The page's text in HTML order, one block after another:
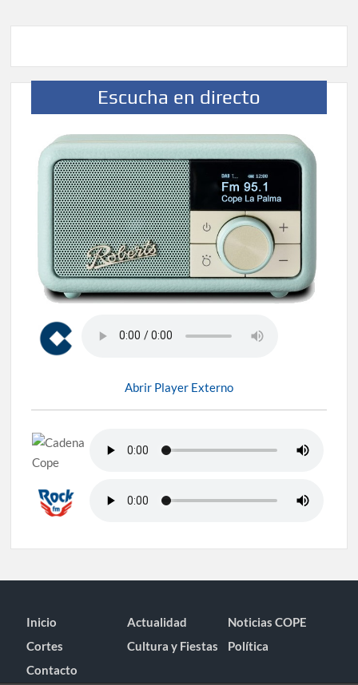
Escucha en directo
Abrir Player Externo
Inicio Actualidad
Noticias COPE
Cortes
Cultura y Fiestas
Política
Contacto